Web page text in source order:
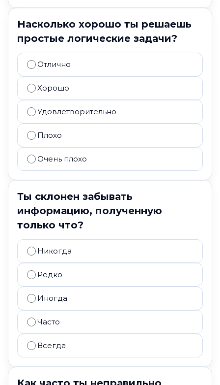
Насколько хорошо ты решаешь
простые логические задачи?
Отлично
Хорошо
Удовлетворительно
Плохо
Очень плохо
Ты склонен забывать
информацию, полученную
только что?
Никогда
Редко
Иногда
Часто
Всегда